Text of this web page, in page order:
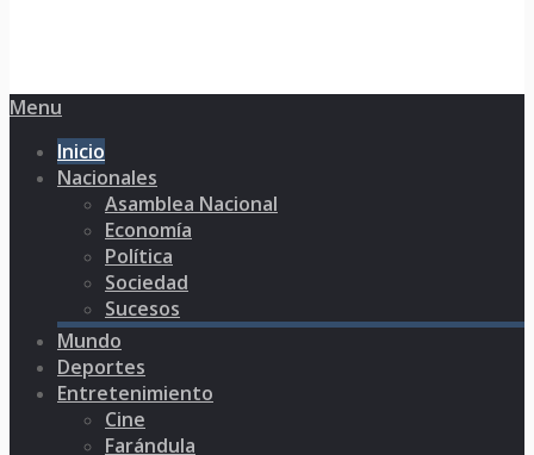
Menu
Inicio
Nacionales
Asamblea Nacional
Economía
Política
Sociedad
Sucesos
Mundo
Deportes
Entretenimiento
Cine
Farándula